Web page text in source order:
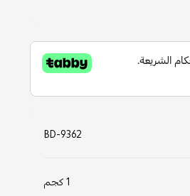
BD-9362
1 كجم